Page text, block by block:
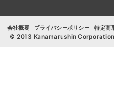
会社概要 プライバシーポリシー 特定商
© 2013 Kanamarushin